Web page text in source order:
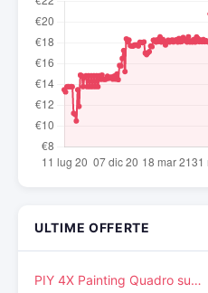
ULTIME OFFERTE
PIY 4X Painting Quadro su…